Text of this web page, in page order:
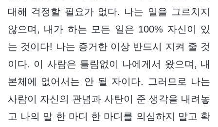
대해 걱정할 필요가 없다. 나는 일을 그르치지
않으며, 내가 하는 모든 일은 100% 자신이 있
는 것이다! 나는 증거한 이상 반드시 지켜 줄 것
이다. 이 사람은 틀림없이 나에게서 왔으며, 내
본체에 없어서는 안 될 자이다. 그러므로 나는
사람이 자신의 관념과 사탄이 준 생각을 내려놓
고 나의 말 한 마디 한 마디를 의심하지 말고 확